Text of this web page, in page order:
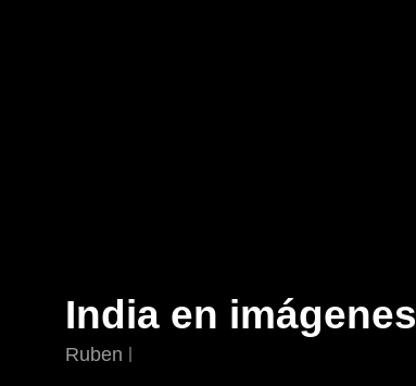
India en imágenes
Ruben